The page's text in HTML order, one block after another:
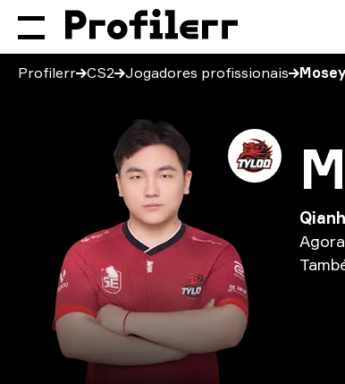
Profilerr CS2 Jogadores profissionais
Agora